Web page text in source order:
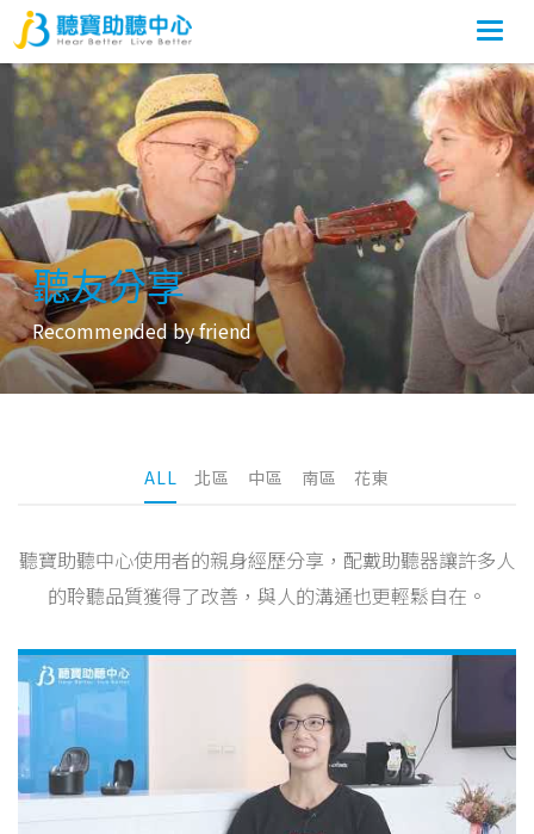
聽友分享
Recommended by friend
ALL 北區 中區 南區 花東
聽寶助聽中心使用者的親身經歷分享，配戴助聽器讓許多人
的聆聽品質獲得了改善，與人的溝通也更輕鬆自在。